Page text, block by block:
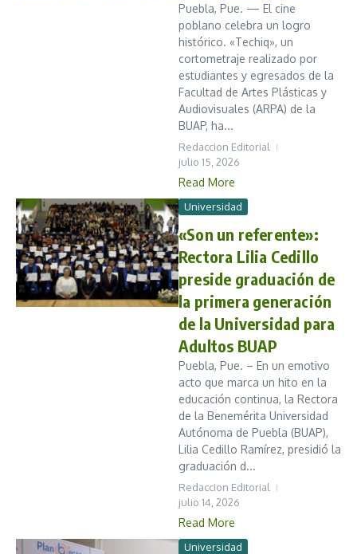
Puebla, Pue. — El cine
poblano celebra un logro
histórico. «Techiq», un
cortometraje realizado por
estudiantes y egresados de la
Facultad de Artes Plásticas y
Audiovisuales (ARPA) de la
BUAP, ha...
Redaccion Editorial
julio 15, 2026
Read More
Universidad
«Son un referente»:
Rectora Lilia Cedillo
preside graduación de
la primera generación
de la Universidad para
Adultos BUAP
Puebla, Pue. – En un emotivo
acto que marca un hito en la
educación continua, la Rectora
de la Benemérita Universidad
Autónoma de Puebla (BUAP),
Lilia Cedillo Ramírez, presidió la
graduación d...
Redaccion Editorial
julio 14, 2026
Read More
Universidad